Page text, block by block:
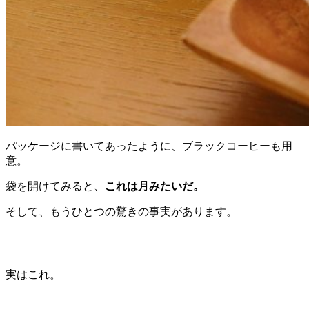
パッケージに書いてあったように、ブラックコーヒーも用
意。
袋を開けてみると、 これは月みたいだ。
そして、もうひとつの驚きの事実があります。
実はこれ。